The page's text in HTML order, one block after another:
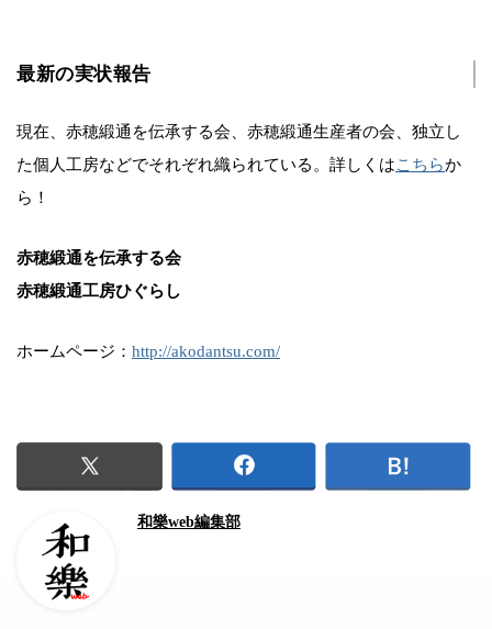
最新の実状報告
現在、赤穂緞通を伝承する会、赤穂緞通生産者の会、独立し
た個人工房などでそれぞれ織られている。詳しくはこちらか
ら！
赤穂緞通を伝承する会
赤穂緞通工房ひぐらし
ホームページ： http://akodantsu.com/
和樂web編集部